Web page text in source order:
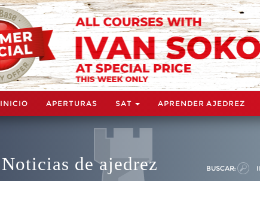
INICIO APERTURAS SAT APRENDER AJEDREZ
Noticias de ajedrez BUSCAR: